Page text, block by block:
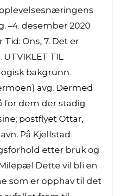
–4. desember 2020
Ons, 7. Det er
TIL
bakgrunn.
avg. Dermed
dem der stadig
postflyet Ottar,
På Kjellstad
etter bruk og
Dette vil bli en
som er opphav til det